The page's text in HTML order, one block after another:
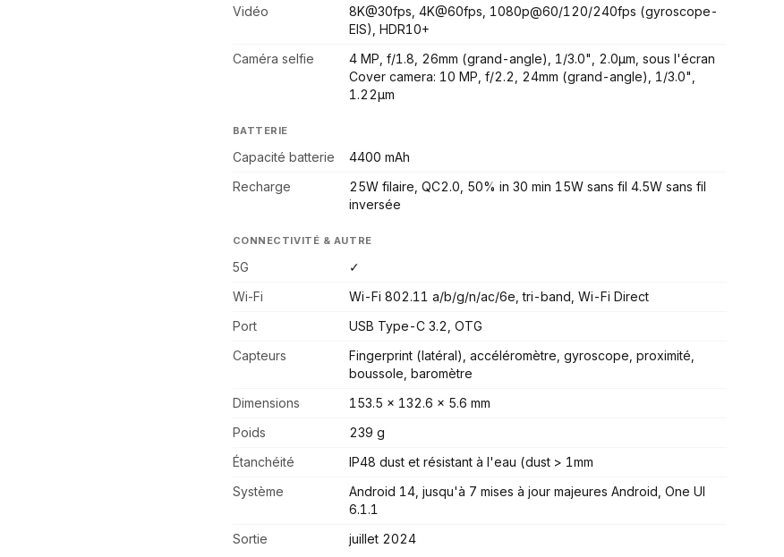
Vidéo
8K@30fps, 4K@60fps, 1080p@60/120/240fps (gyroscope-
EIS), HDR10+
Caméra selfie
4 MP, f/1.8, 26mm (grand-angle), 1/3.0", 2.0µm, sous l'écran
Cover camera: 10 MP, f/2.2, 24mm (grand-angle), 1/3.0",
1.22µm
BATTERIE
Capacité batterie
4400 mAh
Recharge
25W filaire, QC2.0, 50% in 30 min 15W sans fil 4.5W sans fil
inversée
CONNECTIVITÉ & AUTRE
5G
✓
Wi-Fi
Wi-Fi 802.11 a/b/g/n/ac/6e, tri-band, Wi-Fi Direct
Port
USB Type-C 3.2, OTG
Capteurs
Fingerprint (latéral), accéléromètre, gyroscope, proximité,
boussole, baromètre
Dimensions
153.5 x 132.6 x 5.6 mm
Poids
239 g
Étanchéité
IP48 dust et résistant à l'eau (dust > 1mm
Système
Android 14, jusqu'à 7 mises à jour majeures Android, One UI
6.1.1
Sortie
juillet 2024